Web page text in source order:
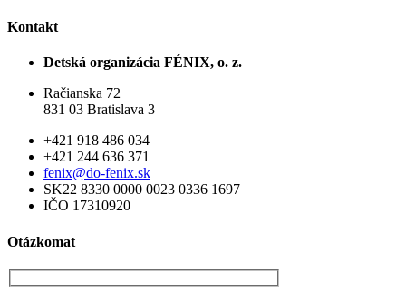
Kontakt
Detská organizácia FÉNIX, o. z.
Račianska 72
831 03 Bratislava 3
+421 918 486 034
+421 244 636 371
fenix@do-fenix.sk
SK22 8330 0000 0023 0336 1697
IČO 17310920
Otázkomat